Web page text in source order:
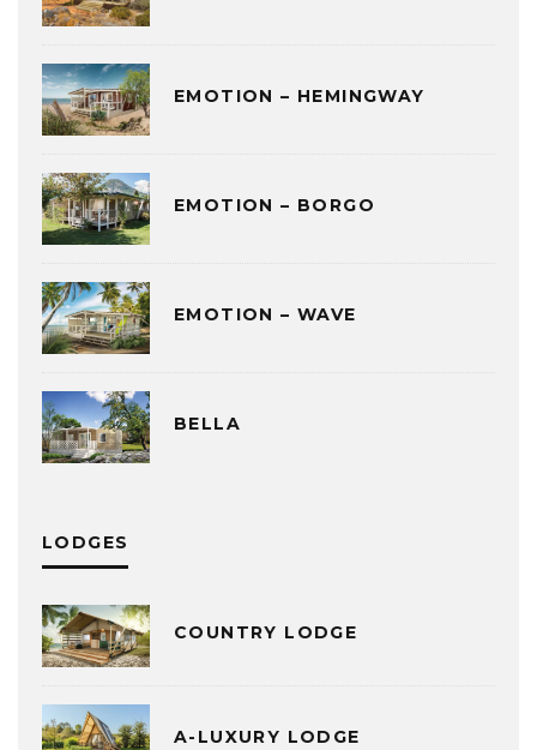
EMOTION – HEMINGWAY
EMOTION – BORGO
EMOTION – WAVE
BELLA
LODGES
COUNTRY LODGE
A-LUXURY LODGE